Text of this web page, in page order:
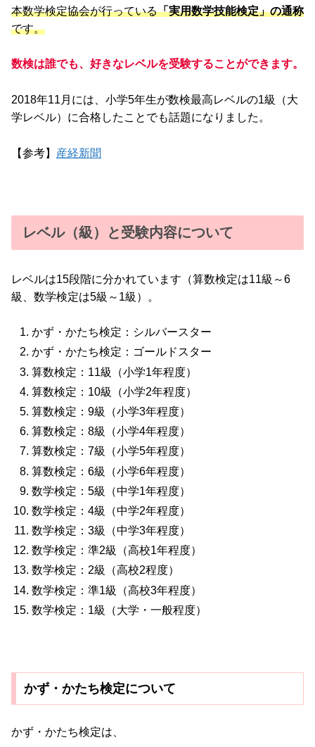
本数学検定協会が行っている「実用数学技能検定」の通称
です。
数検は誰でも、好きなレベルを受験することができます。
2018年11月には、小学5年生が数検最高レベルの1級（大
学レベル）に合格したことでも話題になりました。
【参考】 産経新聞
レベル（級）と受験内容について
レベルは15段階に分かれています（算数検定は11級～6
級、数学検定は5級～1級）。
かず・かたち検定：シルバースター
かず・かたち検定：ゴールドスター
算数検定：11級（小学1年程度）
算数検定：10級（小学2年程度）
算数検定：9級（小学3年程度）
算数検定：8級（小学4年程度）
算数検定：7級（小学5年程度）
算数検定：6級（小学6年程度）
数学検定：5級（中学1年程度）
数学検定：4級（中学2年程度）
数学検定：3級（中学3年程度）
数学検定：準2級（高校1年程度）
数学検定：2級（高校2程度）
数学検定：準1級（高校3年程度）
数学検定：1級（大学・一般程度）
かず・かたち検定について
かず・かたち検定は、